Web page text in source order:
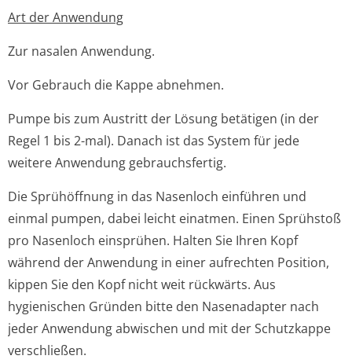
Art der Anwendung
Zur nasalen Anwendung.
Vor Gebrauch die Kappe abnehmen.
Pumpe bis zum Austritt der Lösung betätigen (in der
Regel 1 bis 2-mal). Danach ist das System für jede
weitere Anwendung gebrauchsfertig.
Die Sprühöffnung in das Nasenloch einführen und
einmal pumpen, dabei leicht einatmen. Einen Sprühstoß
pro Nasenloch einsprühen. Halten Sie Ihren Kopf
während der Anwendung in einer aufrechten Position,
kippen Sie den Kopf nicht weit rückwärts. Aus
hygienischen Gründen bitte den Nasenadapter nach
jeder Anwendung abwischen und mit der Schutzkappe
verschließen.